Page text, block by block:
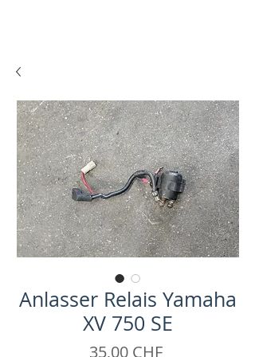
Anlasser Relais Yamaha
XV 750 SE
35,00 CHFPrix